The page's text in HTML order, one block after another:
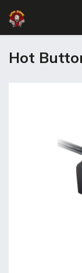
Hot